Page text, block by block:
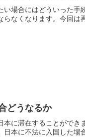
場合にはどういった
なくなります。今回
どうなるか
に滞在することがで
本に不法に入国した